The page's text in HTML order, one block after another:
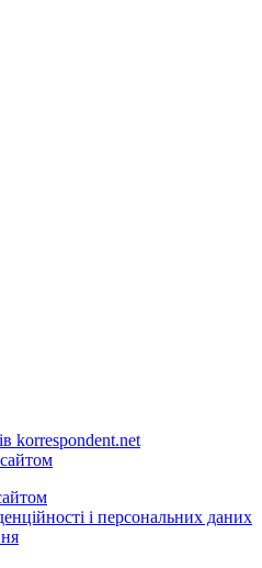
korrespondent.net
і персональних даних